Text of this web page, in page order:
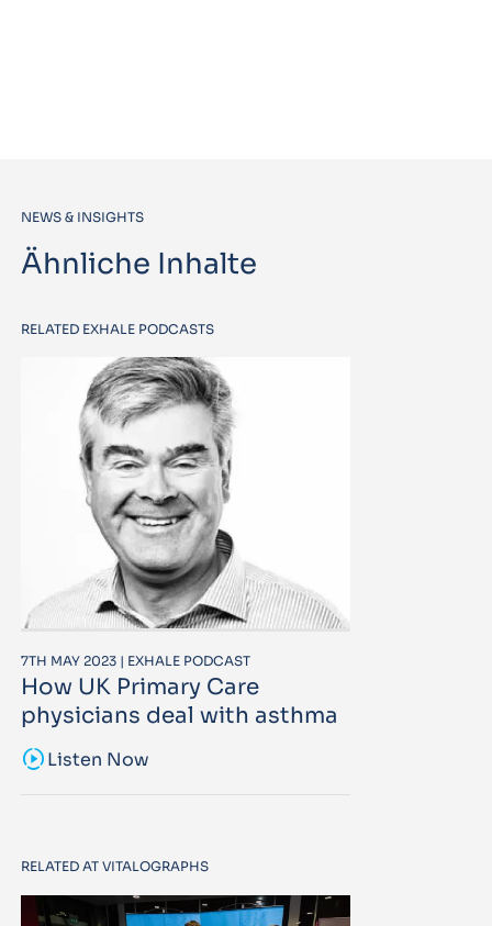
NEWS & INSIGHTS
Ähnliche Inhalte
RELATED EXHALE PODCASTS
7TH MAY 2023 | EXHALE PODCAST
How UK Primary Care
physicians deal with asthma
sound_samplerListen Now
RELATED AT VITALOGRAPHS